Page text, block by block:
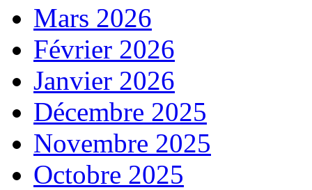
Mars 2026
Février 2026
Janvier 2026
Décembre 2025
Novembre 2025
Octobre 2025